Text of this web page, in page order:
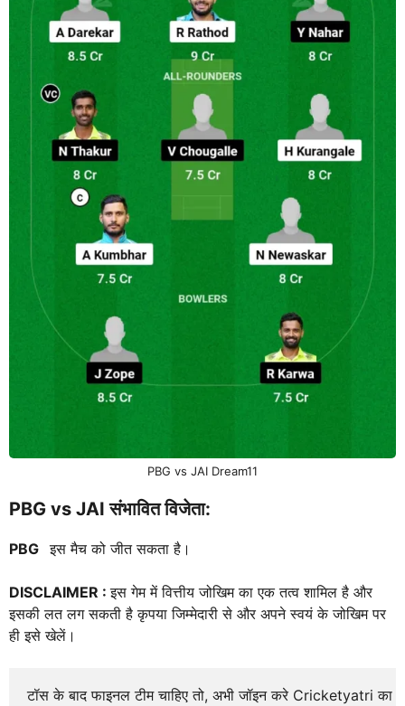
PBG vs JAI Dream11
PBG vs JAI संभावित विजेता:
PBGइस मैच को जीत सकता है।
DISCLAIMER :इस गेम में वित्तीय जोखिम का एक तत्व शामिल है और
इसकी लत लग सकती है कृपया जिम्मेदारी से और अपने स्वयं के जोखिम पर
ही इसे खेलें।
टॉस के बाद फाइनल टीम चाहिए तो, अभी जॉइन करे Cricketyatri